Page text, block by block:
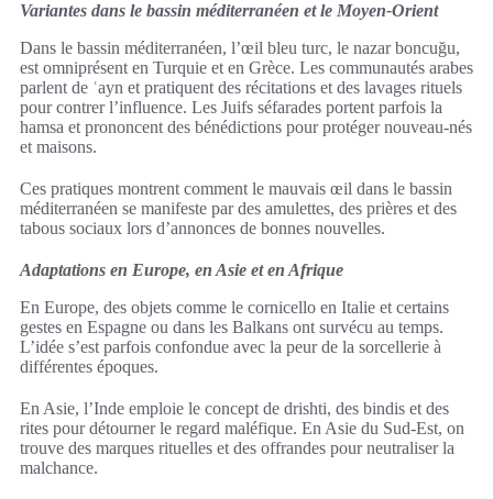
Variantes dans le bassin méditerranéen et le Moyen-Orient
Dans le bassin méditerranéen, l’œil bleu turc, le nazar boncuğu,
est omniprésent en Turquie et en Grèce. Les communautés arabes
parlent de ʿayn et pratiquent des récitations et des lavages rituels
pour contrer l’influence. Les Juifs séfarades portent parfois la
hamsa et prononcent des bénédictions pour protéger nouveau-nés
et maisons.
Ces pratiques montrent comment le mauvais œil dans le bassin
méditerranéen se manifeste par des amulettes, des prières et des
tabous sociaux lors d’annonces de bonnes nouvelles.
Adaptations en Europe, en Asie et en Afrique
En Europe, des objets comme le cornicello en Italie et certains
gestes en Espagne ou dans les Balkans ont survécu au temps.
L’idée s’est parfois confondue avec la peur de la sorcellerie à
différentes époques.
En Asie, l’Inde emploie le concept de drishti, des bindis et des
rites pour détourner le regard maléfique. En Asie du Sud-Est, on
trouve des marques rituelles et des offrandes pour neutraliser la
malchance.